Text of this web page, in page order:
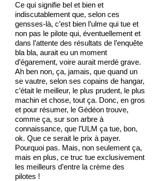
Ce qui signifie bel et bien et
indiscutablement que, selon ces
gensses-là, c’est bien l’ulme qui tue et
non pas le pilote qui, éventuellement et
dans l’attente des résultats de l’enquête
bla bla, aurait eu un moment
d’égarement, voire aurait merdé grave.
Ah ben non, ça, jamais, que quand un
se vautre, selon ses copains de hangar,
c’était le meilleur, le plus prudent, le plus
machin et chose, tout ça. Donc, en gros
et pour résumer, le Gédéon trouve,
comme ça, sur son arbre à
connaissance, que l’ULM ça tue, bon,
ok. Que ce serait le prix à payer.
Pourquoi pas. Mais, non seulement ça,
mais en plus, ce truc tue exclusivement
les meilleurs d’entre la crème des
pilotes !